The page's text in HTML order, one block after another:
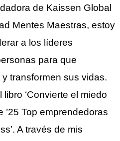
de Kaissen Global
Mentes Maestras, estoy
a los líderes
para que
transformen sus vidas.
‘Convierte el miedo
’25 Top emprendedoras
A través de mis